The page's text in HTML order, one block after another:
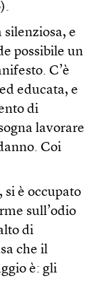
silenziosa, e
possibile un
C’è
educata, e
di
lavorare
Coi
si è occupato
sull’odio
di
che il
è: gli